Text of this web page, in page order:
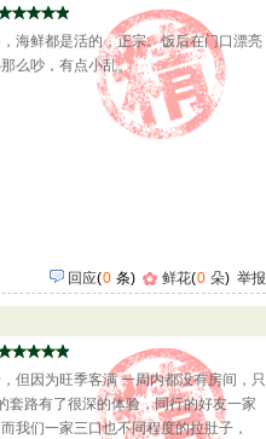
海鲜都是活的，正宗。饭后在门口漂亮
么吵，有点小乱。
回应(0 条) 鲜花(0 朵) 举报
但因为旺季客满 一周内都没有房间，只
套路有了很深的体验，同行的好友一家
我们一家三口也不同程度的拉肚子，